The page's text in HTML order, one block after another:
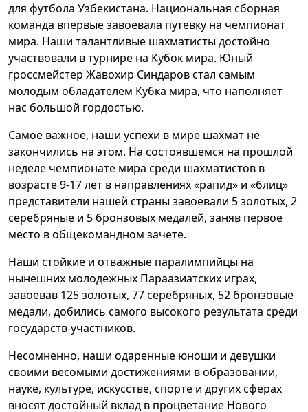
для футбола Узбекистана. Национальная сборная
команда впервые завоевала путевку на чемпионат
мира. Наши талантливые шахматисты достойно
участвовали в турнире на Кубок мира. Юный
гроссмейстер Жавохир Синдаров стал самым
молодым обладателем Кубка мира, что наполняет
нас большой гордостью.
Самое важное, наши успехи в мире шахмат не
закончились на этом. На состоявшемся на прошлой
неделе чемпионате мира среди шахматистов в
возрасте 9-17 лет в направлениях «рапид» и «блиц»
представители нашей страны завоевали 5 золотых, 2
серебряные и 5 бронзовых медалей, заняв первое
место в общекомандном зачете.
Наши стойкие и отважные паралимпийцы на
нынешних молодежных Параазиатских играх,
завоевав 125 золотых, 77 серебряных, 52 бронзовые
медали, добились самого высокого результата среди
государств-участников.
Несомненно, наши одаренные юноши и девушки
своими весомыми достижениями в образовании,
науке, культуре, искусстве, спорте и других сферах
вносят достойный вклад в процветание Нового